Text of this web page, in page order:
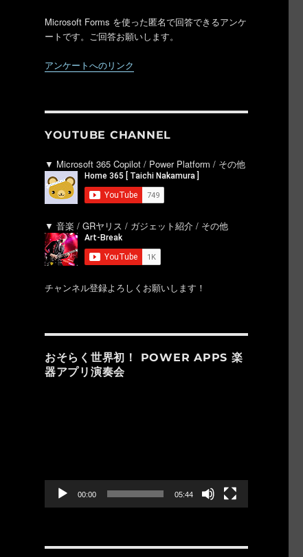
Microsoft Forms を使った匿名で回答できるアンケ
ートです。ご回答お願いします。
アンケートへのリンク
YOUTUBE CHANNEL
▼ Microsoft 365 Copilot / Power Platform / その他
▼ 音楽 / GRヤリス / ガジェット紹介 / その他
チャンネル登録よろしくお願いします！
おそらく世界初！ POWER APPS 楽
器アプリ演奏会
00:00 05:44